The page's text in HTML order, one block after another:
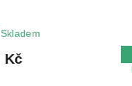
Skladem
Kč